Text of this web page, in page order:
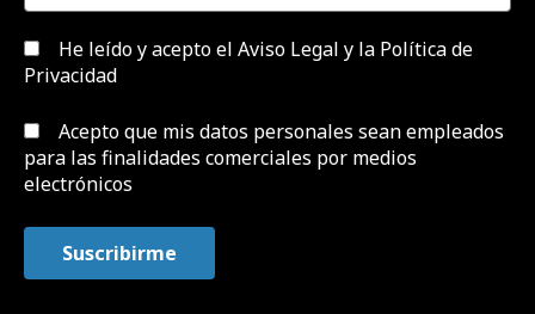
He leído y acepto el Aviso Legal y la Política de
Privacidad
Acepto que mis datos personales sean empleados
para las finalidades comerciales por medios
electrónicos